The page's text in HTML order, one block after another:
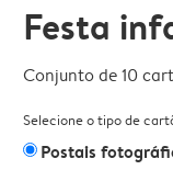
Festa
Conjunto de 10
Selecione o tipo de
Postais